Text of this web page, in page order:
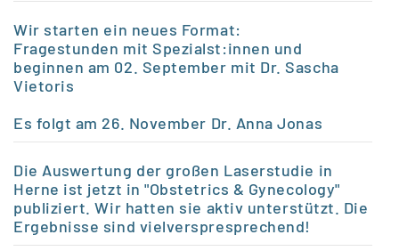
Wir starten ein neues Format:
Fragestunden mit Spezialst:innen und
beginnen am 02. September mit Dr. Sascha
Vietoris
Es folgt am 26. November Dr. Anna Jonas
Die Auswertung der großen Laserstudie in
Herne ist jetzt in "Obstetrics & Gynecology"
publiziert. Wir hatten sie aktiv unterstützt. Die
Ergebnisse sind vielverspresprechend!